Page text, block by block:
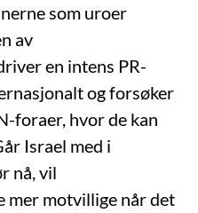
som uroer
av
en intens PR-
og forsøker
foraer, hvor de kan
Israel med i
nå, vil
mer motvillige når det